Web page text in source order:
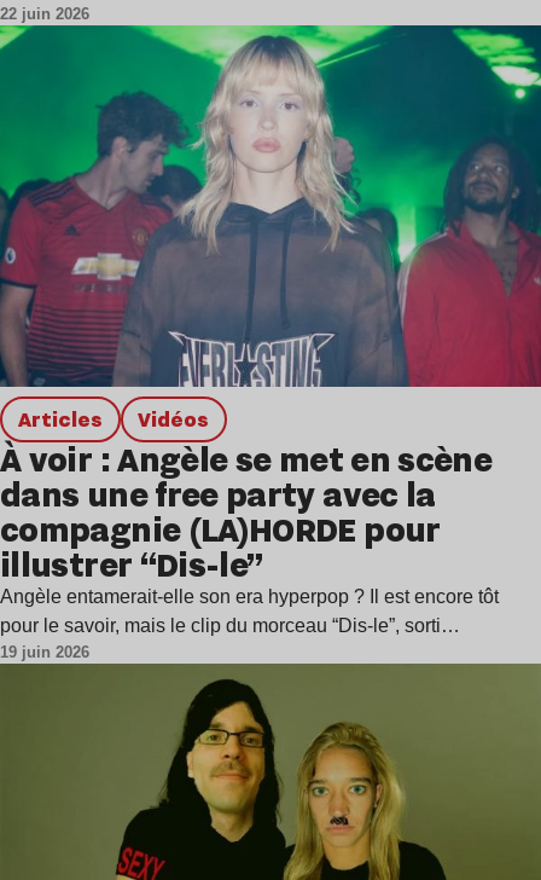
22 juin 2026
Articles Vidéos
À voir : Angèle se met en scène
dans une free party avec la
compagnie (LA)HORDE pour
illustrer “Dis-le”
Angèle entamerait-elle son era hyperpop ? Il est encore tôt
pour le savoir, mais le clip du morceau “Dis-le”, sorti…
19 juin 2026